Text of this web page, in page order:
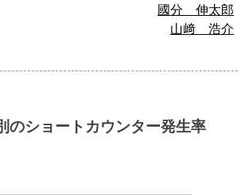
國分 伸太郎
山﨑 浩介
のショートカウンター発生率